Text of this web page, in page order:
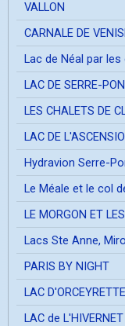
VALLON
CARNALE DE
Lac de Néal par
LAC DE SERRE-
LES CHALETS DE
LAC DE
Hydravion Serre-
Le Méale et le col
LE MORGON ET
Lacs Ste Anne,
PARIS BY NIGHT
LAC
LAC de